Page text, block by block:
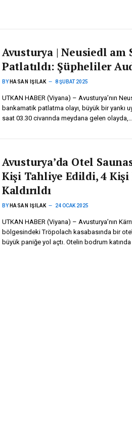
Avusturya | Neusiedl am
Patlatıldı: Şüpheliler
BY HASAN IŞILAK 8 ŞUBAT 2025
UTKAN HABER (Viyana) – Avusturya’nın
bankamatik patlatma olayı, büyük bir yankı
saat 03.30 civarında meydana gelen olayda,…
Avusturya’da Otel
Kişi Tahliye Edildi, 4 Kişi
Kaldırıldı
BY HASAN IŞILAK 24 OCAK 2025
UTKAN HABER (Viyana) – Avusturya’nın
bölgesindeki Tröpolach kasabasında bir
büyük paniğe yol açtı. Otelin bodrum